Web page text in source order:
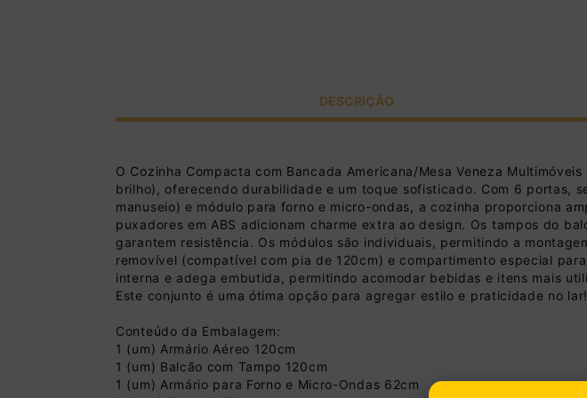
DESCRIÇÃO
O Cozinha Compacta com Bancada Americana/Mesa Veneza
brilho), oferecendo durabilidade e um toque sofisticado. Com 6 portas,
manuseio) e módulo para forno e micro-ondas, a cozinha proporciona
puxadores em ABS adicionam charme extra ao design. Os tampos do
garantem resistência. Os módulos são individuais, permitindo a
removível (compatível com pia de 120cm) e compartimento especial
interna e adega embutida, permitindo acomodar bebidas e itens mais
Este conjunto é uma ótima opção para agregar estilo e praticidade no lar!
Conteúdo da Embalagem:
1 (um) Armário Aéreo 120cm
1 (um) Balcão com Tampo 120cm
1 (um) Armário para Forno e Micro-Ondas 62cm